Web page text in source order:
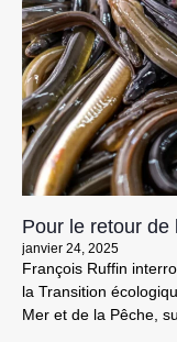
Pour le retour de
janvier 24, 2025
François Ruffin
la Transition
Mer et de la Pêche,